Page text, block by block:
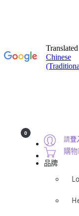
請登
0
購
品牌